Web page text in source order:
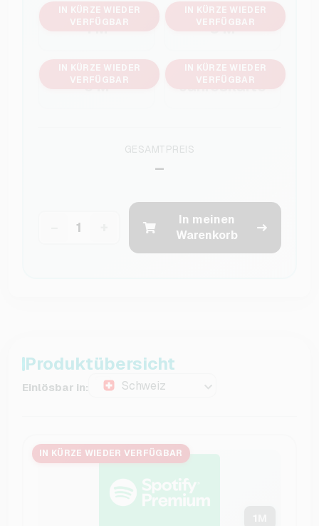
1 M
IN KÜRZE WIEDER
VERFÜGBAR
3 M
IN KÜRZE WIEDER
VERFÜGBAR
6 M
IN KÜRZE WIEDER
VERFÜGBAR
Jahreskarte
IN KÜRZE WIEDER
VERFÜGBAR
GESAMTPREIS
–
In meinen
Warenkorb
Produktübersicht
Einlösbar in: Schweiz
IN KÜRZE WIEDER VERFÜGBAR